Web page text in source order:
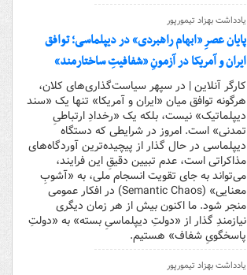
یادداشت بهزاد تیمورپور
پایان عصرِ «ابهام راهبردی» در دیپلماسی؛ توافق
ایران و آمریکا در آزمونِ «شفافیتِ ساختارمند»
کارگر آنلاین | در سپهر سیاست‌گذاری‌های کلان،
هرگونه توافق میان «ایران و آمریکا» تنها یک «سند
دیپلماتیک» نیست، بلکه یک «رخدادِ ارتباطیِ
تمدنی» است. امروز در شرایطی که دستگاه
دیپلماسی در حال گذار از پیچیده‌ترین آوردگاه‌های
مذاکراتی است، عدم تبیین دقیقِ این فرایند،
می‌تواند به جای تقویت انسجام ملی، به «آشوبِ
معنایی» (Semantic Chaos) در افکار عمومی
منجر شود. ما اکنون بیش از هر زمان دیگری
نیازمندِ گذار از «دولتِ دیپلماسیِ بسته‌» به «دولتِ
پاسخگویِ شفاف» هستیم.
یادداشت بهزاد تیمورپور